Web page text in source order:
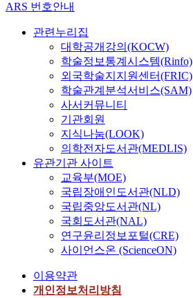
ARS 번호안내
관련누리집
대학공개강의(KOCW)
학술정보통계시스템(Rinfo)
외국학술지지원센터(FRIC)
학술관계분석서비스(SAM)
사서커뮤니티
기관회원
지식나눔(LOOK)
의학전자도서관(MEDLIS)
유관기관 사이트
교육부(MOE)
국립장애인도서관(NLD)
국립중앙도서관(NL)
국회도서관(NAL)
연구윤리정보포털(CRE)
사이언스온 (ScienceON)
이용약관
개인정보처리방침